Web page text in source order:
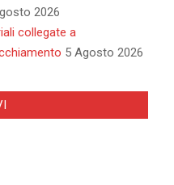
2026
collegate a
5 Agosto 2026